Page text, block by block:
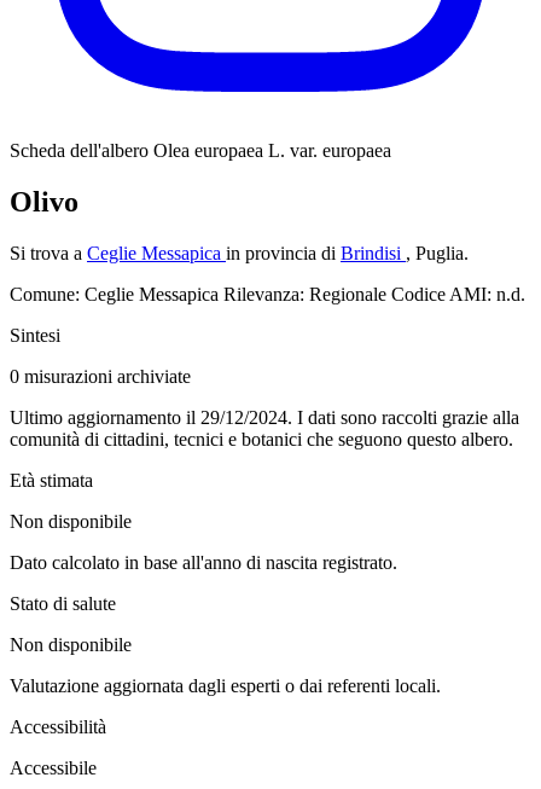
Scheda dell'albero Olea europaea L. var. europaea
Olivo
Si trova a Ceglie Messapica in provincia di Brindisi , Puglia.
Comune: Ceglie Messapica Rilevanza: Regionale Codice AMI: n.d.
Sintesi
0 misurazioni archiviate
Ultimo aggiornamento il 29/12/2024. I dati sono raccolti grazie alla
comunità di cittadini, tecnici e botanici che seguono questo albero.
Età stimata
Non disponibile
Dato calcolato in base all'anno di nascita registrato.
Stato di salute
Non disponibile
Valutazione aggiornata dagli esperti o dai referenti locali.
Accessibilità
Accessibile